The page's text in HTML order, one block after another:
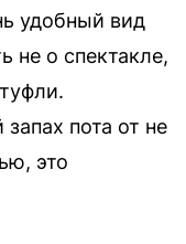
удобный вид
не о спектакле,
пота от не
это